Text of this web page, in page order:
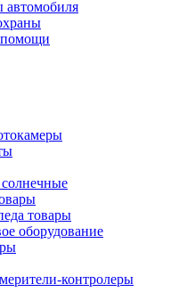
автомобиля
солнечные
товары
оборудование
контролеры